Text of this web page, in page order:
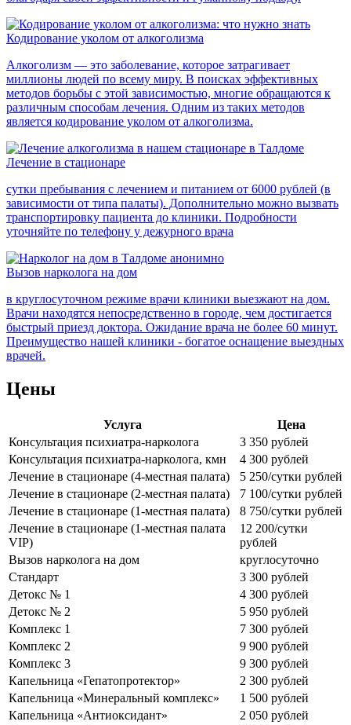
Кодирование уколом от алкоголизма
Алкоголизм — это заболевание, которое затрагивает
миллионы людей по всему миру. В поисках эффективных
методов борьбы с этой зависимостью, многие обращаются к
различным способам лечения. Одним из таких методов
является кодирование уколом от алкоголизма.
Лечение в стационаре
сутки пребывания с лечением и питанием от 6000 рублей (в
зависимости от типа палаты). Дополнительно можно вызвать
транспортировку пациента до клиники. Подробности
уточняйте по телефону у дежурного врача
Вызов нарколога на дом
в круглосуточном режиме врачи клиники выезжают на дом.
Врачи находятся непосредственно в городе, чем достигается
быстрый приезд доктора. Ожидание врача не более 60 минут.
Преимущество нашей клиники - богатое оснащение выездных
врачей.
Цены
Услуга
Цена
Консультация психиатра-нарколога
3 350 рублей
Консультация психиатра-нарколога, кмн
4 300 рублей
Лечение в стационаре (4-местная палата)
5 250/сутки рублей
Лечение в стационаре (2-местная палата)
7 100/сутки рублей
Лечение в стационаре (1-местная палата)
8 750/сутки рублей
Лечение в стационаре (1-местная палата
VIP)
12 200/сутки
рублей
Вызов нарколога на дом
круглосуточно
Стандарт
3 300 рублей
Детокс № 1
4 300 рублей
Детокс № 2
5 950 рублей
Комплекс 1
7 300 рублей
Комплекс 2
9 900 рублей
Комплекс 3
9 300 рублей
Капельница «Гепатопротектор»
2 300 рублей
Капельница «Минеральный комплекс»
1 500 рублей
Капельница «Антиоксидант»
2 050 рублей